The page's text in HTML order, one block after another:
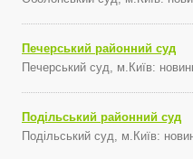
Печерський районний суд
Печерський суд, м.Київ:
Подільський районний суд
Подільський суд, м.Київ: